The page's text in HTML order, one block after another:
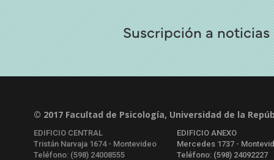
Suscripción a noticias
© 2017 Facultad de Psicología, Universidad de la
EDIFICIO CENTRAL
Tristán Narvaja 1674 - Montevideo
Teléfono: (598) 24008555
EDIFICIO ANEXO
Mercedes 1737 -
Teléfono: (598) 24092227